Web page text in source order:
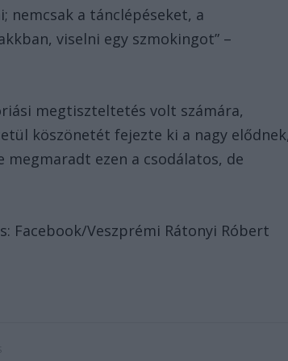
nemcsak a tánclépéseket, a
viselni egy szmokingot” –
megtiszteltetés volt számára,
köszönetét fejezte ki a nagy
ezen a csodálatos, de
Facebook/Veszprémi Rátonyi Róbert